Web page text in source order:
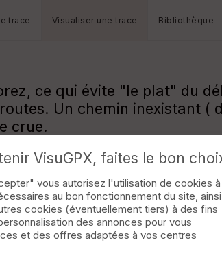
trace Visualiser une trace Bibliothèque
ce qui évite "le plat" du
Un chemin inexistant (
crue.
VisuGPX, faites le bon
vous autorisez l'utilisation de cookies à
au bon fonctionnement du site, ainsi
cookies (éventuellement tiers) à des fins
des annonces pour vous
et des offres adaptées à vos centres